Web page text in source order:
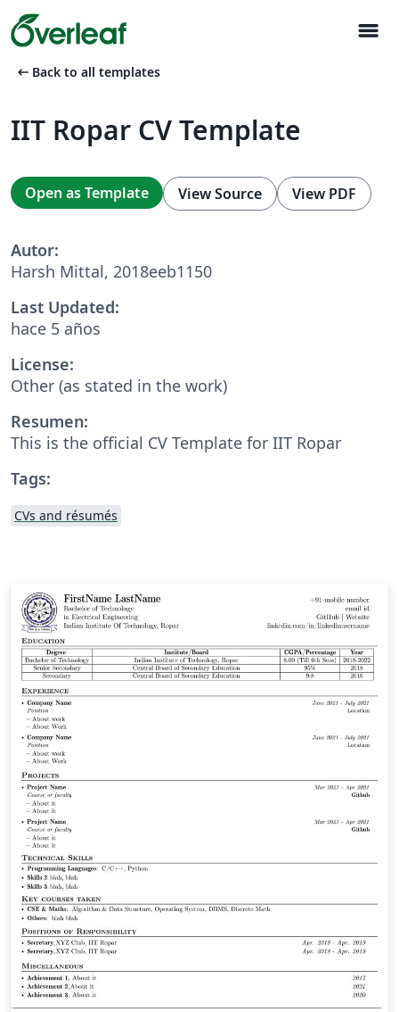
menu
arrow_left_alt Back to all templates
IIT Ropar CV Template
Open as Template View Source View PDF
Autor:
Harsh Mittal, 2018eeb1150
Last Updated:
hace 5 años
License:
Other (as stated in the work)
Resumen:
This is the official CV Template for IIT Ropar
Tags:
CVs and résumés